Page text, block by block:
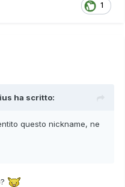
1
ha scritto:
questo nickname, ne